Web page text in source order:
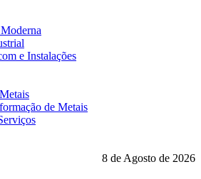
e Instalações
de Metais
8 de Agosto de 2026